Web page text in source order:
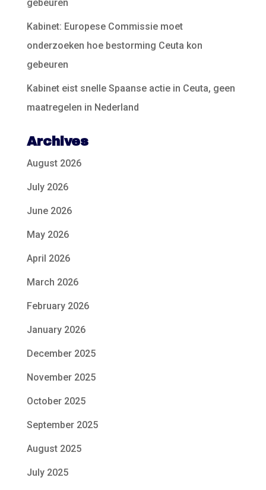
gebeuren
Kabinet: Europese Commissie moet
onderzoeken hoe bestorming Ceuta kon
gebeuren
Kabinet eist snelle Spaanse actie in Ceuta, geen
maatregelen in Nederland
Archives
August 2026
July 2026
June 2026
May 2026
April 2026
March 2026
February 2026
January 2026
December 2025
November 2025
October 2025
September 2025
August 2025
July 2025